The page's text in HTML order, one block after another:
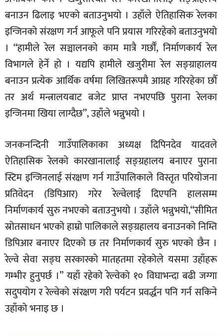
बनाउन ढिलाइ भएको बताउनुभयो । उहाँले ऐतिहासिक रेलका
इन्जिनको संरक्षण गर्न आफूले पनि प्रयास गरिरहेको बताउनुभयो
। “हामीले रेल सञ्चालनको काम मात्रै गर्छौँ, निर्माणकार्य रेल
विभागले हेर्ने हो । यद्यपि हामीले खजुरीमा रेल सङ्ग्राहालय
बनाउन प्रत्येक आर्थिक वर्षमा लिखितरूपमै आग्रह गरिरहेका छौँ
तर अर्थ मन्त्रालयबाट बजेट प्राप्त नभएपछि पुराना रेलका
इन्जिनमा खिया लाग्दैछ”, उहाँले भन्नुभयो ।
जनकनन्दिनी गाउँपालिकाका अध्यक्ष दिपिनदेव यादवले
ऐतिहासिक रेलको कारखानालाई सङ्ग्रहालय बनाएर पुराना
स्टिम इन्जिनलाई संरक्षण गर्न गाउँपालिकाले विस्तृत परियोजना
प्रतिवेदन (डिपिआर) गरेर रेल्वेलाई दिएपनि हालसम्म
निर्माणकार्य सुरु नभएको बताउनुभयो । उहाँले भन्नुभयो,“सीमित
स्रोतसाधन भएको हाम्रो पालिकाले सङ्ग्रहालय बनाउनको निम्ति
डिपिआर बनाएर दिएको छ तर निर्माणकार्य सुरु भएको छैन ।
रेल्वे सेवा सङ्घ सरकारको मातहतमा रहेकोले यसमा उहाँहरू
गम्भीर हुनुपर्छ ।” यहाँ रहेको रेल्वेको १० विघाभन्दा बढी जग्गा
सदुपयोग र रेल्वेको संरक्षण गरी पर्यटन प्रवर्द्धन पनि गर्न सकिने
उहाँको भनाइ छ ।